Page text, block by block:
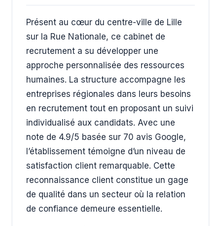
Présent au cœur du centre-ville de Lille
sur la Rue Nationale, ce cabinet de
recrutement a su développer une
approche personnalisée des ressources
humaines. La structure accompagne les
entreprises régionales dans leurs besoins
en recrutement tout en proposant un suivi
individualisé aux candidats. Avec une
note de 4.9/5 basée sur 70 avis Google,
l’établissement témoigne d’un niveau de
satisfaction client remarquable. Cette
reconnaissance client constitue un gage
de qualité dans un secteur où la relation
de confiance demeure essentielle.